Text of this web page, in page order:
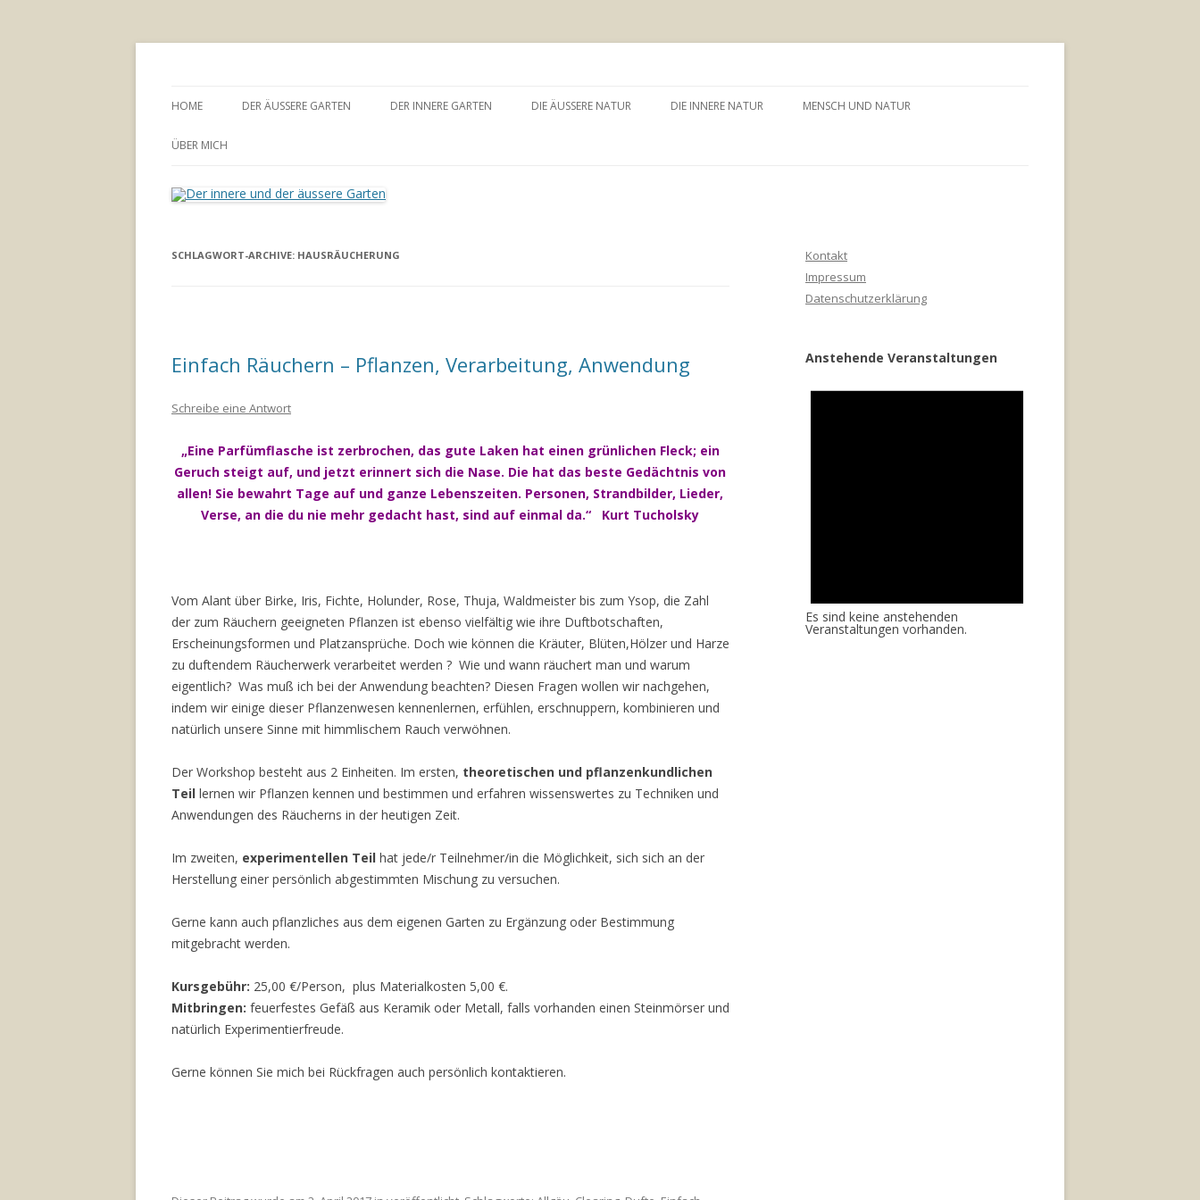
Inhalt
HOME DER ÄUSSERE GARTEN DER INNERE GARTEN DIE ÄUSSERE NATUR DIE INNERE NATUR MENSCH UND NATUR
ÜBER MICH
SCHLAGWORT-ARCHIVE: HAUSRÄUCHERUNG
Einfach Räuchern – Pflanzen, Verarbeitung, Anwendung
Schreibe eine Antwort
„Eine Parfümflasche ist zerbrochen, das gute Laken hat einen grünlichen Fleck; ein
Geruch steigt auf, und jetzt erinnert sich die Nase. Die hat das beste Gedächtnis von
allen! Sie bewahrt Tage auf und ganze Lebenszeiten. Personen, Strandbilder, Lieder,
Verse, an die du nie mehr gedacht hast, sind auf einmal da.“ Kurt Tucholsky
Vom Alant über Birke, Iris, Fichte, Holunder, Rose, Thuja, Waldmeister bis zum Ysop, die Zahl
der zum Räuchern geeigneten Pflanzen ist ebenso vielfältig wie ihre Duftbotschaften,
Erscheinungsformen und Platzansprüche. Doch wie können die Kräuter, Blüten,Hölzer und Harze
zu duftendem Räucherwerk verarbeitet werden ? Wie und wann räuchert man und warum
eigentlich? Was muß ich bei der Anwendung beachten? Diesen Fragen wollen wir nachgehen,
indem wir einige dieser Pflanzenwesen kennenlernen, erfühlen, erschnuppern, kombinieren und
natürlich unsere Sinne mit himmlischem Rauch verwöhnen.
Der Workshop besteht aus 2 Einheiten. Im ersten, theoretischen und pflanzenkundlichen
Teil lernen wir Pflanzen kennen und bestimmen und erfahren wissenswertes zu Techniken und
Anwendungen des Räucherns in der heutigen Zeit.
Im zweiten, experimentellen Teil hat jede/r Teilnehmer/in die Möglichkeit, sich sich an der
Herstellung einer persönlich abgestimmten Mischung zu versuchen.
Gerne kann auch pflanzliches aus dem eigenen Garten zu Ergänzung oder Bestimmung
mitgebracht werden.
Kursgebühr: 25,00 €/Person, plus Materialkosten 5,00 €.
Mitbringen: feuerfestes Gefäß aus Keramik oder Metall, falls vorhanden einen Steinmörser und
natürlich Experimentierfreude.
Gerne können Sie mich bei Rückfragen auch persönlich kontaktieren.
Kontakt
Impressum
Datenschutzerklärung
Anstehende Veranstaltungen
Es sind keine anstehenden
Veranstaltungen vorhanden.